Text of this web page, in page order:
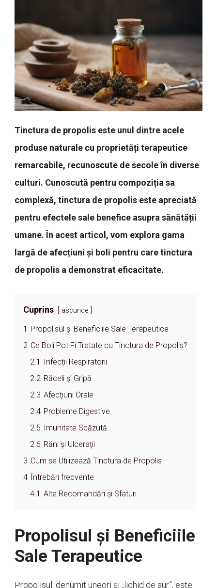
Tinctura de propolis este unul dintre acele
produse naturale cu proprietăți terapeutice
remarcabile, recunoscute de secole în diverse
culturi. Cunoscută pentru compoziția sa
complexă, tinctura de propolis este apreciată
pentru efectele sale benefice asupra sănătății
umane. În acest articol, vom explora gama
largă de afecțiuni și boli pentru care tinctura
de propolis a demonstrat eficacitate.
Cuprins ascunde
1 Propolisul și Beneficiile Sale Terapeutice
2 Ce Boli Pot Fi Tratate cu Tinctura de Propolis?
2.1
Infecții Respiratorii
2.2 Răceli și Gripă
2.3 Afecțiuni Orale
2.4 Probleme Digestive
2.5 Imunitate Scăzută
2.6 Răni și Ulcerații
3 Cum se Utilizează Tinctura de Propolis
4 Întrebări frecvente
4.1 Alte Recomandări și Sfaturi
Propolisul și Beneficiile
Sale Terapeutice
Propolisul, denumit uneori și „lichid de aur”, este